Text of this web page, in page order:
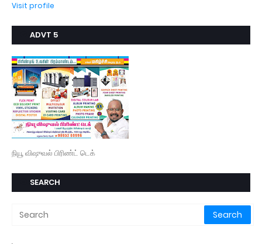
Visit profile
ADVT 5
நியூ விஷுவல் பிரிண்ட் டெக்
SEARCH